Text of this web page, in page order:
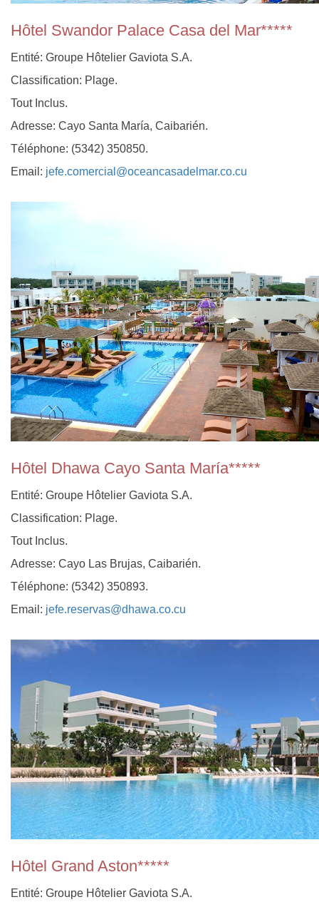
Hôtel Swandor Palace Casa del Mar*****
Entité: Groupe Hôtelier Gaviota S.A.
Classification: Plage.
Tout Inclus.
Adresse: Cayo Santa María, Caibarién.
Téléphone: (5342) 350850.
Email: jefe.comercial@oceancasadelmar.co.cu
Hôtel Dhawa Cayo Santa María*****
Entité: Groupe Hôtelier Gaviota S.A.
Classification: Plage.
Tout Inclus.
Adresse: Cayo Las Brujas, Caibarién.
Téléphone: (5342) 350893.
Email: jefe.reservas@dhawa.co.cu
Hôtel Grand Aston*****
Entité: Groupe Hôtelier Gaviota S.A.